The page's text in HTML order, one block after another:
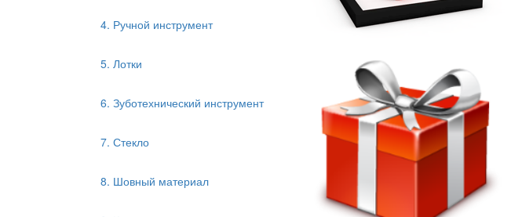
4. Ручной инструмент
5. Лотки
6. Зуботехнический инструмент
7. Стекло
8. Шовный материал